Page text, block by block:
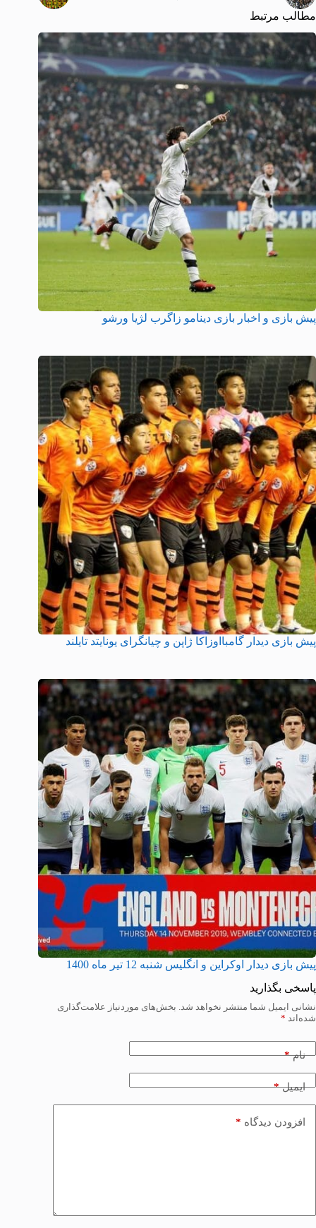
مطالب مرتبط
پیش بازی و اخبار بازی دینامو زاگرب لژیا ورشو
پیش بازی دیدار گامبااوزاکا ژاپن و چیانگرای یونایتد تایلند
پیش بازی دیدار اوکراین و انگلیس شنبه 12 تیر ماه 1400
پاسخی بگذارید
نشانی ایمیل شما منتشر نخواهد شد. بخش‌های موردنیاز علامت‌گذاری
شده‌اند *
نام*
ایمیل*
افزودن دیدگاه *